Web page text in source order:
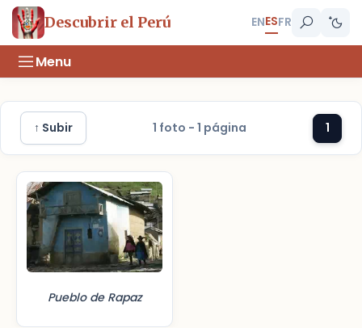
Descubrir el Perú ENESFR
Menu
↑ Subir 1 foto - 1 página 1
Pueblo de Rapaz